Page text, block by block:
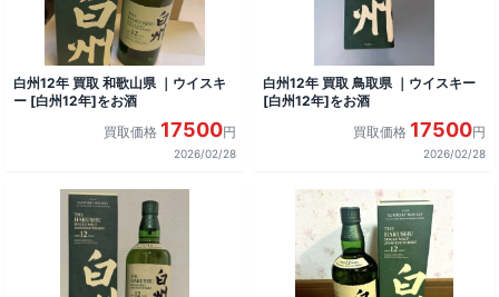
白州12年 買取 和歌山県 ｜ウイスキ
ー [白州12年]をお酒
買取価格 17500円
2026/02/28
白州12年 買取 鳥取県 ｜ウイスキー
[白州12年]をお酒
買取価格 17500円
2026/02/28